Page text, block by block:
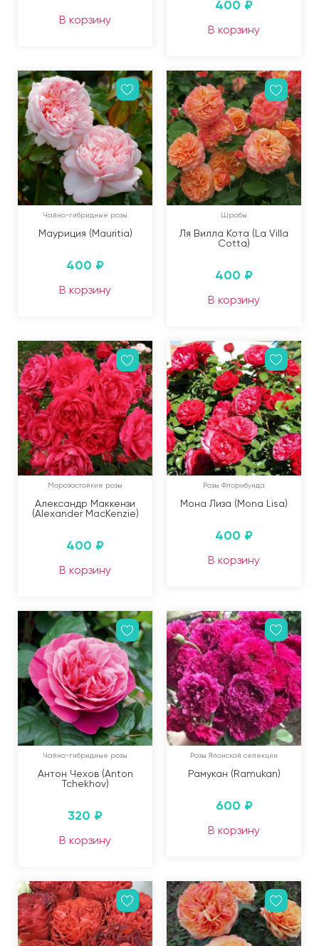
В корзину
400 ₽
В корзину
Чайно-гибридные розы
Мауриция (Mauritia)
400 ₽
В корзину
Шрабы
Ля Вилла Кота (La Villa
Cotta)
400 ₽
В корзину
Морозостойкие розы
Александр Маккензи
(Alexander MacKenzie)
400 ₽
В корзину
Розы Флорибунда
Мона Лиза (Mona Lisa)
400 ₽
В корзину
Чайно-гибридные розы
Антон Чехов (Anton
Tchekhov)
320 ₽
В корзину
Розы Японской селекции
Рамукан (Ramukan)
600 ₽
В корзину